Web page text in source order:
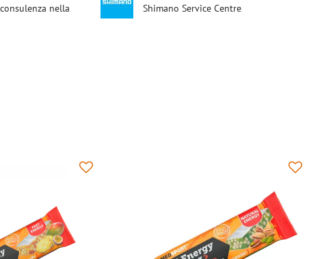
nella
Shimano Service Centre